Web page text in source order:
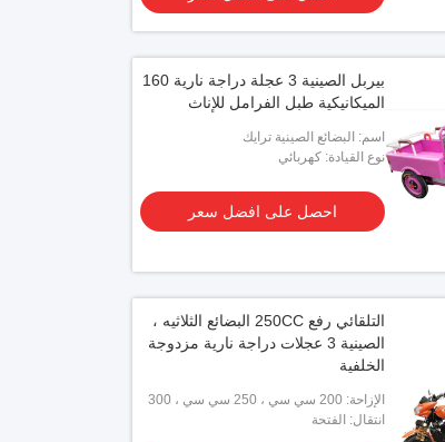
بيربل الصينية 3 عجلة دراجة نارية 160
الميكانيكية طبل الفرامل للإناث
اسم: البضائع الصينية ترايك
نوع القيادة: كهربائي
احصل على افضل سعر
التلقائي رفع 250CC البضائع الثلاثيه ،
الصينية 3 عجلات دراجة نارية مزدوجة
الخلفية
الإزاحة: 200 سي سي ، 250 سي سي ، 300
سي سي
انتقال: الفتحة